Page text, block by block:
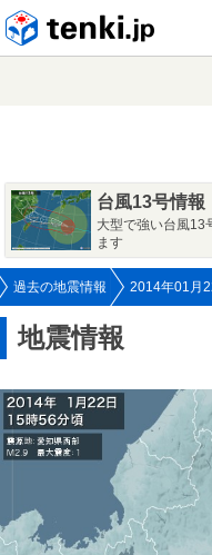
台風13号情報
大型で強い台風13
ます
過去の地震情報 2014年01月
地震情報